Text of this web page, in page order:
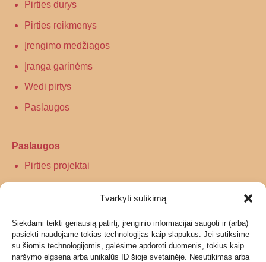
Tvarkyti sutikimą
Siekdami teikti geriausią patirtį, įrenginio informacijai saugoti ir (arba)
pasiekti naudojame tokias technologijas kaip slapukus. Jei sutiksime
su šiomis technologijomis, galėsime apdoroti duomenis, tokius kaip
naršymo elgsena arba unikalūs ID šioje svetainėje. Nesutikimas arba
Pirties durys
Pirties reikmenys
Įrengimo medžiagos
Įranga garinėms
Wedi pirtys
Paslaugos
Paslaugos
Pirties projektai
Tradicinės pirties įrengimas